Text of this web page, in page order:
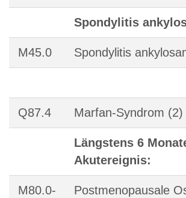
Spondylitis
M45.0 Spondylitis
Q87.4 Marfan-Syndrom (2)
Längstens 6
Akutereignis:
M80.0-
Postmenopausale